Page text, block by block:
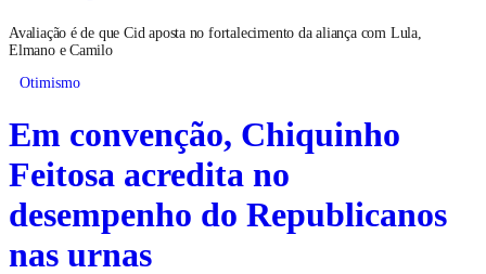
Avaliação é de que Cid aposta no fortalecimento da aliança com Lula,
Elmano e Camilo
Otimismo
Em convenção, Chiquinho
Feitosa acredita no
desempenho do Republicanos
nas urnas